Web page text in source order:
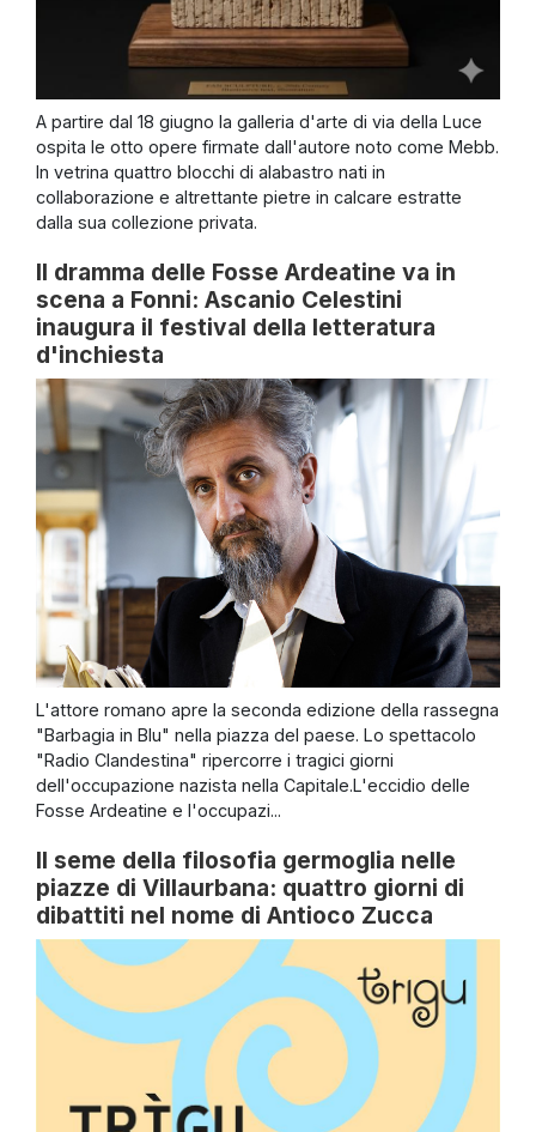
A partire dal 18 giugno la galleria d'arte di via della Luce
ospita le otto opere firmate dall'autore noto come Mebb.
In vetrina quattro blocchi di alabastro nati in
collaborazione e altrettante pietre in calcare estratte
dalla sua collezione privata.
Il dramma delle Fosse Ardeatine va in
scena a Fonni: Ascanio Celestini
inaugura il festival della letteratura
d'inchiesta
L'attore romano apre la seconda edizione della rassegna
"Barbagia in Blu" nella piazza del paese. Lo spettacolo
"Radio Clandestina" ripercorre i tragici giorni
dell'occupazione nazista nella Capitale.L'eccidio delle
Fosse Ardeatine e l'occupazi...
Il seme della filosofia germoglia nelle
piazze di Villaurbana: quattro giorni di
dibattiti nel nome di Antioco Zucca